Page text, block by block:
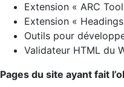
Extension « ARC
Extension «
Outils pour
Validateur HTML du
Pages du site ayant fait